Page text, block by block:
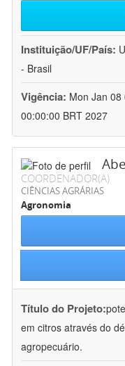
Instituição/UF/País:
- Brasil
Vigência: Mon Jan 08
00:00:00 BRT 2027
COORDENADOR(A)
CIÊNCIAS AGRÁRIAS
Agronomia
Título do Projeto:
em citros através do
agropecuário.